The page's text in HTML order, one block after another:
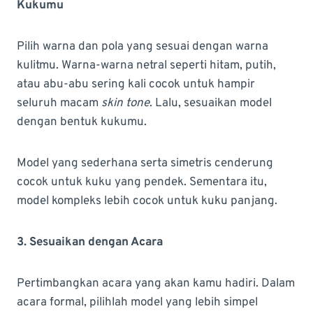
Kukumu
Pilih warna dan pola yang sesuai dengan warna
kulitmu. Warna-warna netral seperti hitam, putih,
atau abu-abu sering kali cocok untuk hampir
seluruh macam skin tone. Lalu, sesuaikan model
dengan bentuk kukumu.
Model yang sederhana serta simetris cenderung
cocok untuk kuku yang pendek. Sementara itu,
model kompleks lebih cocok untuk kuku panjang.
3. Sesuaikan dengan Acara
Pertimbangkan acara yang akan kamu hadiri. Dalam
acara formal, pilihlah model yang lebih simpel